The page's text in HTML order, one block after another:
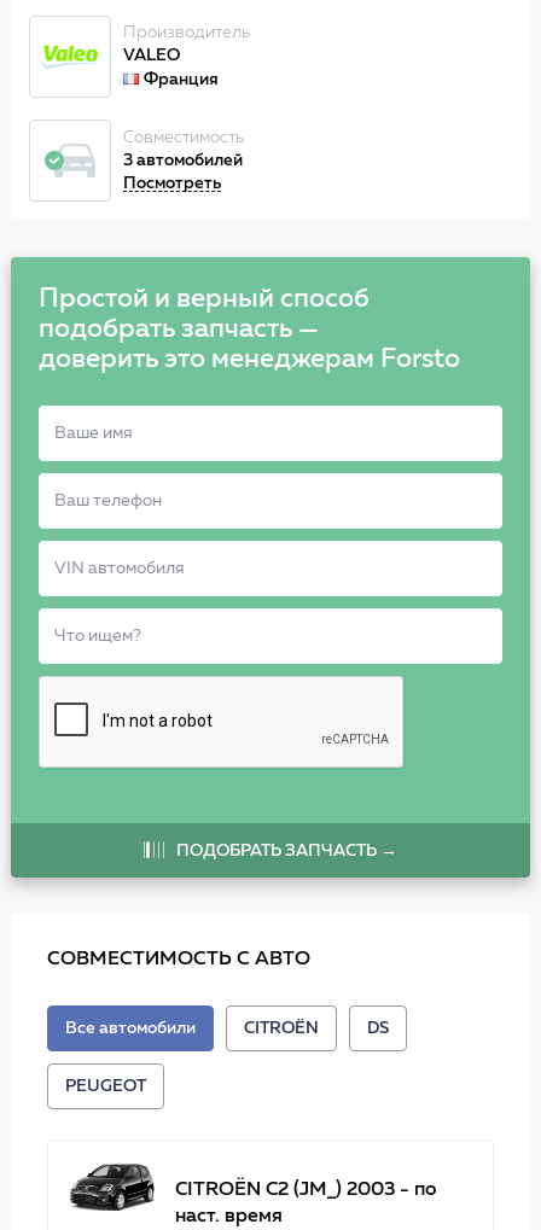
Производитель
VALEO
Франция
Совместимость
3 автомобилей
Посмотреть
Простой и верный способ
подобрать запчасть —
доверить это менеджерам Forsto
ПОДОБРАТЬ ЗАПЧАСТЬ →
СОВМЕСТИМОСТЬ С АВТО
Все автомобили CITROËN DS
PEUGEOT
CITROËN C2 (JM_) 2003 - по
наст. время